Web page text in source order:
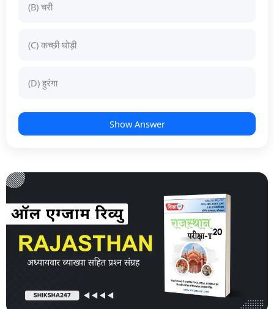
(B) चरी
(C) कच्छी घोड़ी
(D) हुरंगा
Show Answer